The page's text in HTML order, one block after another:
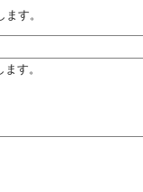
す。
す。